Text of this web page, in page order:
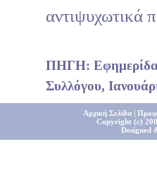
αντιψυχωτικά
ΠΗΓΗ: Εφημερίδα
Συλλόγου,
Αρχική Σελίδα|
Copyright (c)
Designed